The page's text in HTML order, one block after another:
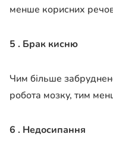
менше корисних
5 . Брак кисню
Чим більше
робота мозку, тим
6 . Недосипання